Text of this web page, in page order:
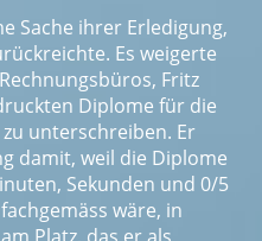
Sache ihrer Erledigung,
Es weigerte
Fritz
Diplome für die
unterschreiben. Er
damit, weil die Diplome
Sekunden und 0/5
wäre, in